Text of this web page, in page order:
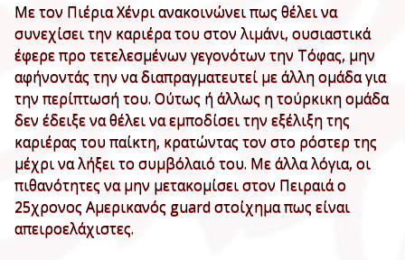
Με τον Πιέρια Χένρι ανακοινώνει πως θέλει να
συνεχίσει την καριέρα του στον λιμάνι, ουσιαστικά
έφερε προ τετελεσμένων γεγονότων την Τόφας, μην
αφήνοντάς την να διαπραγματευτεί με άλλη ομάδα για
την περίπτωσή του. Ούτως ή άλλως η τούρκικη ομάδα
δεν έδειξε να θέλει να εμποδίσει την εξέλιξη της
καριέρας του παίκτη, κρατώντας τον στο ρόστερ της
μέχρι να λήξει το συμβόλαιό του. Με άλλα λόγια, οι
πιθανότητες να μην μετακομίσει στον Πειραιά ο
25χρονος Αμερικανός guard στοίχημα πως είναι
απειροελάχιστες.